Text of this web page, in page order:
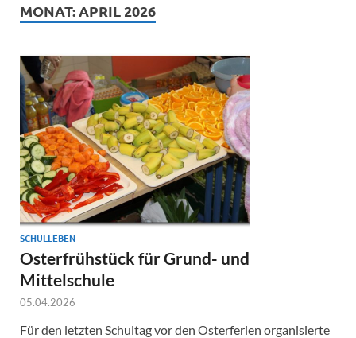
MONAT:APRIL 2026
SCHULLEBEN
Osterfrühstück für Grund- und
Mittelschule
05.04.2026
Für den letzten Schultag vor den Osterferien organisierte